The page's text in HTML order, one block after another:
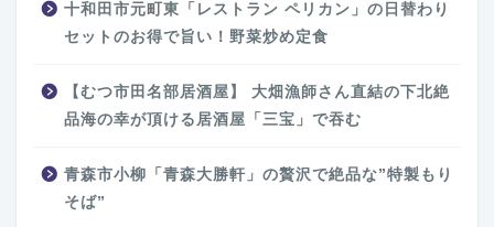
十和田市元町東「レストラン ペリカン」の日替わり
セットのお得で旨い！野菜炒め定食
【むつ市田名部居酒屋】 大畑漁師さん直結の下北絶
品海の幸が頂ける居酒屋「三宝」で吞む
青森市小柳「青森大勝軒」の贅沢で絶品な”特製もり
そば”